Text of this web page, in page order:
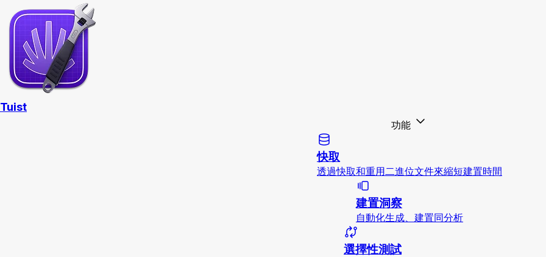
Tuist
功能
快取
透過快取和重用二進位文件來縮短建置時間
建置洞察
自動化生成、建置同分析
選擇性測試